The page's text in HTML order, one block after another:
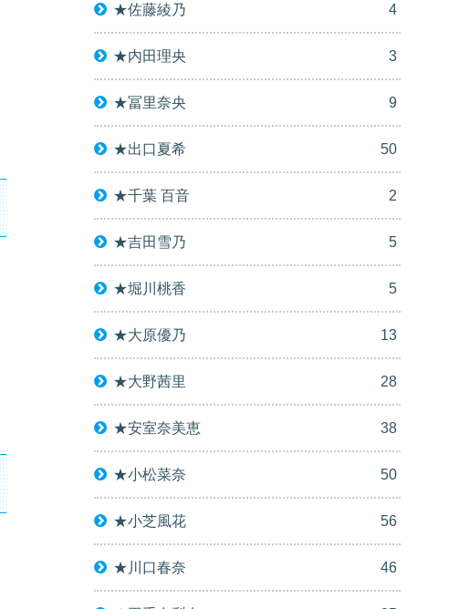
★佐藤綾乃 4
★内田理央 3
★冨里奈央 9
★出口夏希 50
★千葉 百音 2
★吉田雪乃 5
★堀川桃香 5
★大原優乃 13
★大野茜里 28
★安室奈美恵 38
★小松菜奈 50
★小芝風花 56
★川口春奈 46